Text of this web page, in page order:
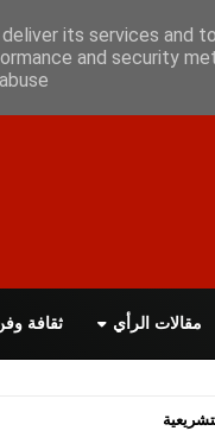
اتصل بنا اقرأ الصحيفة PDF
مقالات الرأي ثقافة
its services and
and security